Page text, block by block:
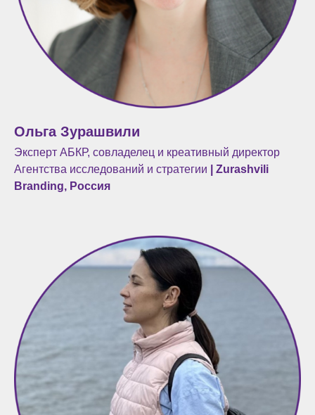
Ольга Зурашвили
Эксперт АБКР, совладелец и креативный директор
Агентства исследований и стратегии | Zurashvili
Branding, Россия